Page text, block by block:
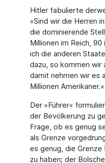
Hitler fabulierte
»Sind wir die Herren
die dominierende
Millionen im Reich,
ich die anderen
dazu, so kommen wir
damit nehmen wir es
Millionen Amerikaner.«
Der »Führer«
der Bevölkerung zu
Frage, ob es genug
als Grenze
es genug, die Grenze
zu haben; der